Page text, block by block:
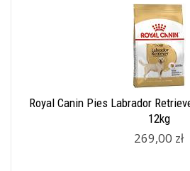
Royal Canin Pies Labrador
12kg
269,00 zł